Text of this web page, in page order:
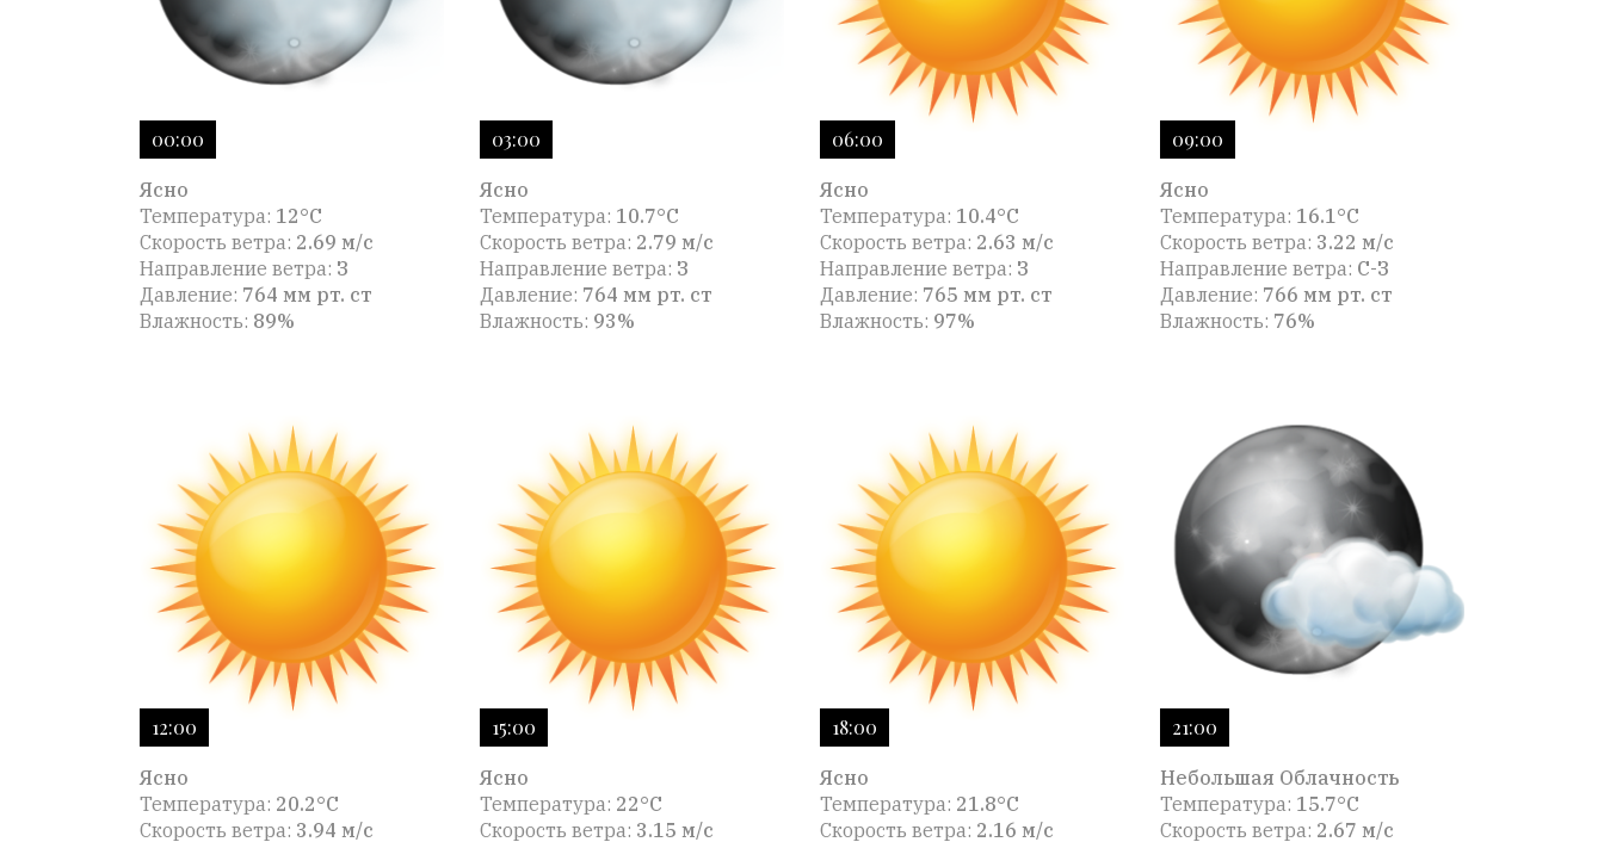
00:00
Ясно
Температура: 12°C
Скорость ветра: 2.69 м/с
Направление ветра: З
Давление: 764 мм рт. ст
Влажность: 89%
03:00
Ясно
Температура: 10.7°C
Скорость ветра: 2.79 м/с
Направление ветра: З
Давление: 764 мм рт. ст
Влажность: 93%
06:00
Ясно
Температура: 10.4°C
Скорость ветра: 2.63 м/с
Направление ветра: З
Давление: 765 мм рт. ст
Влажность: 97%
09:00
Ясно
Температура: 16.1°C
Скорость ветра: 3.22 м/с
Направление ветра: С-З
Давление: 766 мм рт. ст
Влажность: 76%
12:00
Ясно
Температура: 20.2°C
Скорость ветра: 3.94 м/с
15:00
Ясно
Температура: 22°C
Скорость ветра: 3.15 м/с
18:00
Ясно
Температура: 21.8°C
Скорость ветра: 2.16 м/с
21:00
Небольшая Облачность
Температура: 15.7°C
Скорость ветра: 2.67 м/с